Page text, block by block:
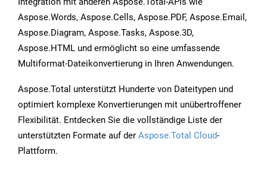
Aspose.Words, Aspose.Cells, Aspose.PDF, Aspose.Email,
Aspose.Diagram, Aspose.Tasks, Aspose.3D,
Aspose.HTML und ermöglicht so eine umfassende
Multiformat-Dateikonvertierung in Ihren Anwendungen.
Aspose.Total unterstützt Hunderte von Dateitypen und
optimiert komplexe Konvertierungen mit unübertroffener
Flexibilität. Entdecken Sie die vollständige Liste der
unterstützten Formate auf der Aspose.Total Cloud-
Plattform.